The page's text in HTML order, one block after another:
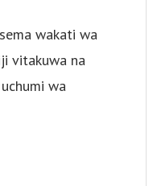
wakati wa
vitakuwa na
wa